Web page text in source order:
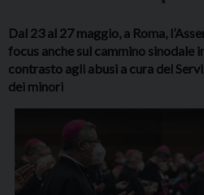
Dal 23 al 27 maggio, a Roma,
focus anche sul cammino sinodale
contrasto agli abusi a cura del
dei minori